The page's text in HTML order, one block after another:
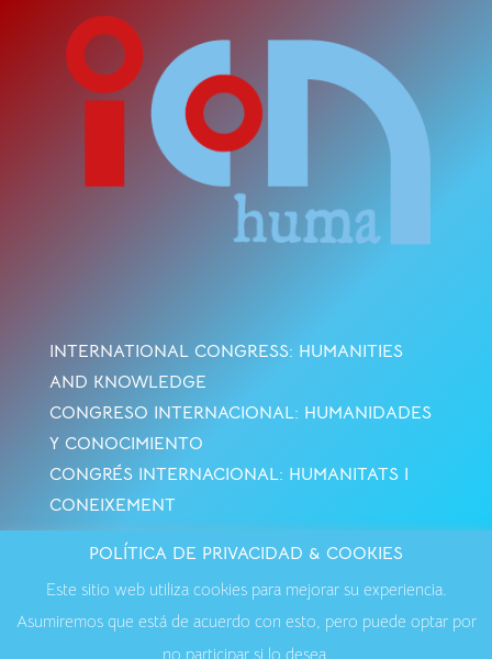
INTERNATIONAL CONGRESS: HUMANITIES
AND KNOWLEDGE
CONGRESO INTERNACIONAL: HUMANIDADES
Y CONOCIMIENTO
CONGRÉS INTERNACIONAL: HUMANITATS I
CONEIXEMENT
Privacidad·Contactar
POLÍTICA DE PRIVACIDAD & COOKIES
Este sitio web utiliza cookies para mejorar su experiencia.
Asumiremos que está de acuerdo con esto, pero puede optar por
no participar si lo desea.